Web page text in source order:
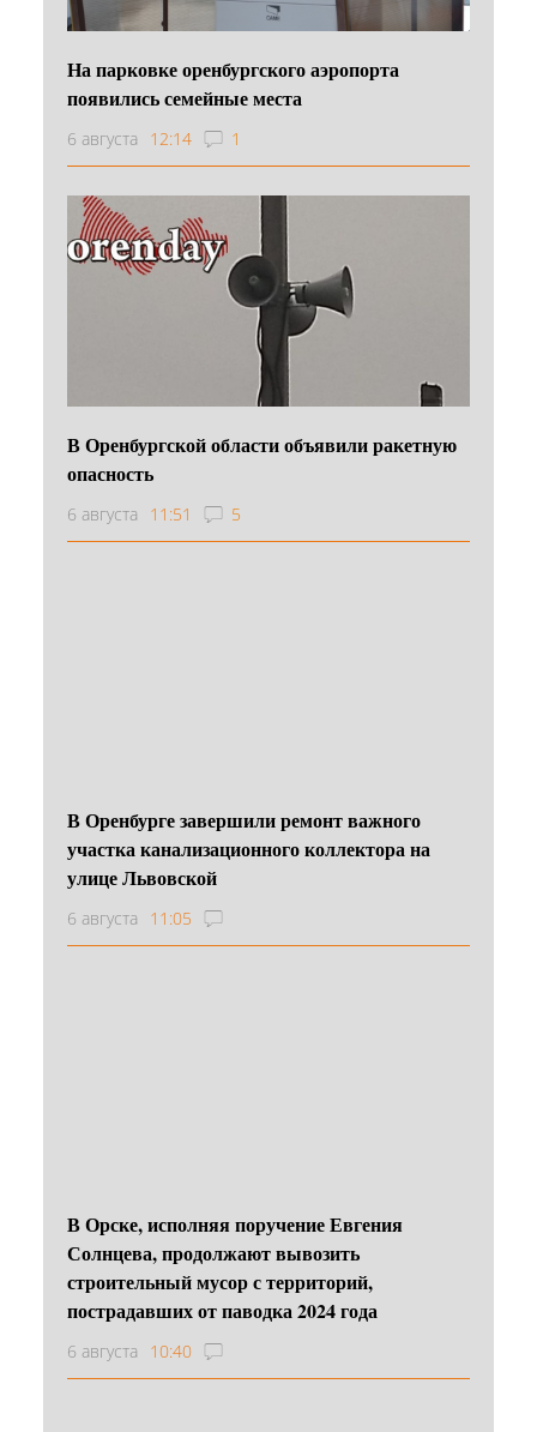
На парковке оренбургского аэропорта
появились семейные места
6 августа 12:14 1
В Оренбургской области объявили ракетную
опасность
6 августа 11:51 5
В Оренбурге завершили ремонт важного
участка канализационного коллектора на
улице Львовской
6 августа 11:05
В Орске, исполняя поручение Евгения
Солнцева, продолжают вывозить
строительный мусор с территорий,
пострадавших от паводка 2024 года
6 августа 10:40